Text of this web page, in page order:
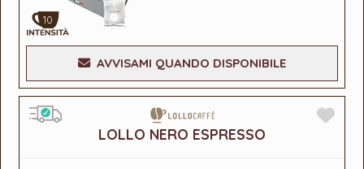
10
AVVISAMI QUANDO DISPONIBILE
LOLLO NERO ESPRESSO